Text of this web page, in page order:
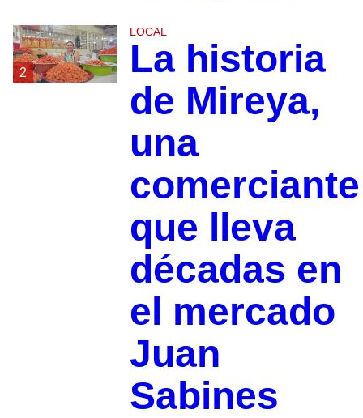
2
LOCAL
La historia
de Mireya,
una
comerciante
que lleva
décadas en
el mercado
Juan
Sabines